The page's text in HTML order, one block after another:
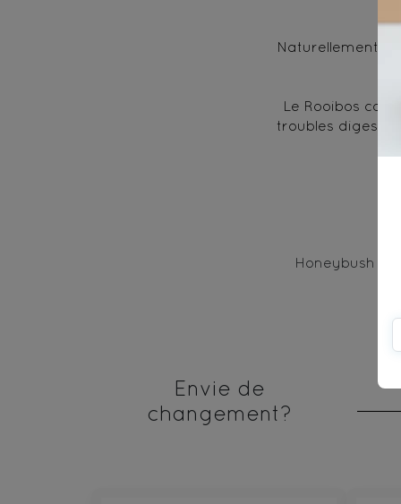
Naturellement
Le Rooibos
troubles
Honeybush
Envie de
changement?